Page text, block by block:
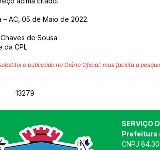
– AC, 05 de Maio de 2022.
de Sousa
da CPL
o publicado no Diário Oficial, mas facilita a
13279
SERVIÇO
Prefeitura
CNPJ